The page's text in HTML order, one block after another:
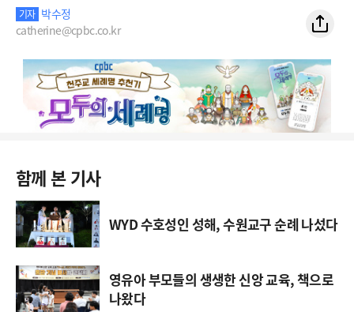
기자 박수정
catherine@cpbc.co.kr
함께 본 기사
WYD 수호성인 성해, 수원교구 순례 나섰다
영유아 부모들의 생생한 신앙 교육, 책으로
나왔다